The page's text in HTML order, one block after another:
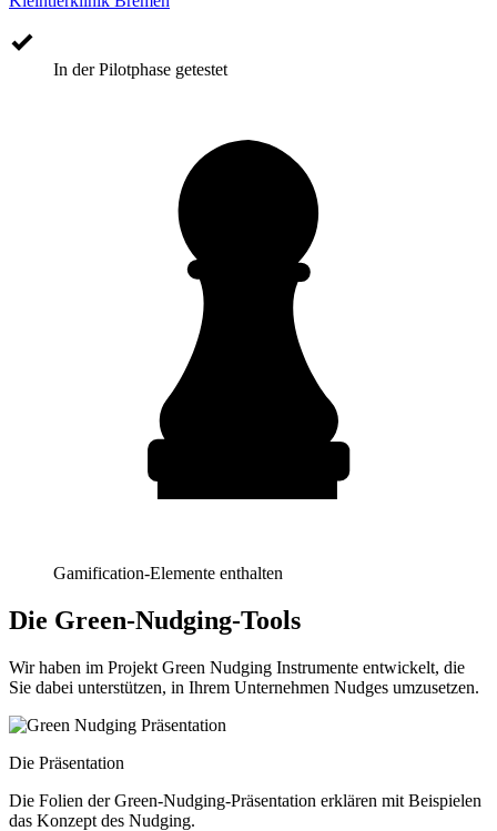
In der Pilotphase getestet
Gamification-Elemente enthalten
Die Green-Nudging-Tools
Wir haben im Projekt Green Nudging Instrumente entwickelt, die
Sie dabei unterstützen, in Ihrem Unternehmen Nudges umzusetzen.
Die Präsentation
Die Folien der Green-Nudging-Präsentation erklären mit Beispielen
das Konzept des Nudging.